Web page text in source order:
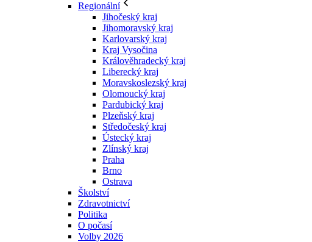
Regionální
Jihočeský kraj
Jihomoravský kraj
Karlovarský kraj
Kraj Vysočina
Králověhradecký kraj
Liberecký kraj
Moravskoslezský kraj
Olomoucký kraj
Pardubický kraj
Plzeňský kraj
Středočeský kraj
Ústecký kraj
Zlínský kraj
Praha
Brno
Ostrava
Školství
Zdravotnictví
Politika
O počasí
Volby 2026